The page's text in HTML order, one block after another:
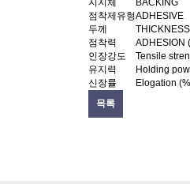
지지체
BACKING
점착제유형ADHESIVE
두께
점착력
ADHESION
인장강도
Tensile
유지력
Holding
신장률
Elogation
목록